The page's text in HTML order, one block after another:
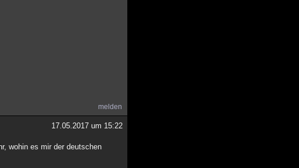
melden
17.05.2017 um 15:22
wohin es mir der deutschen